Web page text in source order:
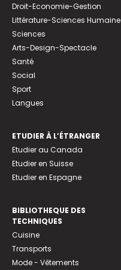
Droit-Economie-Gestion
Littérature-Sciences
Sciences
Arts-Design-Spectacle
Santé
Social
Sport
Langues
ETUDIER À L’ÉTRANGER
Etudier au Canada
Etudier en Suisse
Etudier en Espagne
BIBLIOTHEQUE DES
TECHNIQUES
Cuisine
Transports
Mode - Vêtements